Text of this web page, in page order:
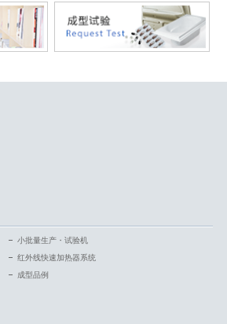
小批量生产・试验机
红外线快速加热器系统
成型品例